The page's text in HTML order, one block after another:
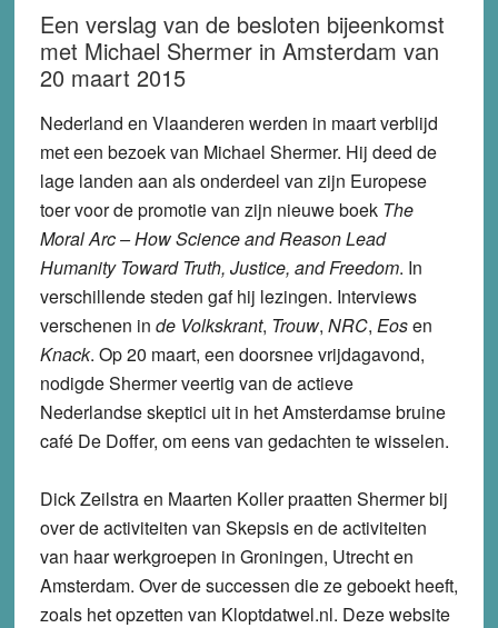
Een verslag van de besloten bijeenkomst
met Michael Shermer in Amsterdam van
20 maart 2015
Nederland en Vlaanderen werden in maart verblijd
met een bezoek van Michael Shermer. Hij deed de
lage landen aan als onderdeel van zijn Europese
toer voor de promotie van zijn nieuwe boek The
Moral Arc – How Science and Reason Lead
Humanity Toward Truth, Justice, and Freedom. In
verschillende steden gaf hij lezingen. Interviews
verschenen in de Volkskrant, Trouw, NRC, Eosen
Knack. Op 20 maart, een doorsnee vrijdagavond,
nodigde Shermer veertig van de actieve
Nederlandse skeptici uit in het Amsterdamse bruine
café De Doffer, om eens van gedachten te wisselen.
Dick Zeilstra en Maarten Koller praatten Shermer bij
over de activiteiten van Skepsis en de activiteiten
van haar werkgroepen in Groningen, Utrecht en
Amsterdam. Over de successen die ze geboekt heeft,
zoals het opzetten van Kloptdatwel.nl. Deze website